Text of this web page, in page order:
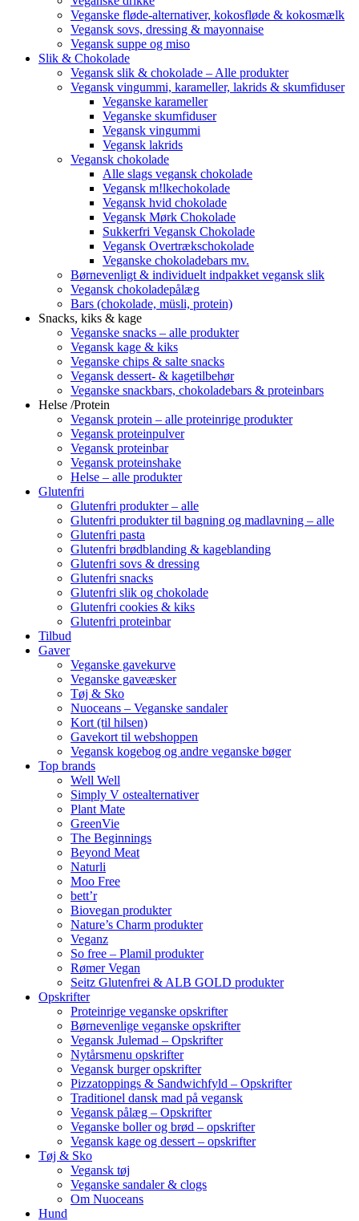
Veganske fløde-alternativer, kokosfløde & kokosmælk
Vegansk sovs, dressing & mayonnaise
Vegansk suppe og miso
Slik & Chokolade
Vegansk slik & chokolade – Alle produkter
Vegansk vingummi, karameller, lakrids & skumfiduser
Veganske karameller
Veganske skumfiduser
Vegansk vingummi
Vegansk lakrids
Vegansk chokolade
Alle slags vegansk chokolade
Vegansk m!lkechokolade
Vegansk hvid chokolade
Vegansk Mørk Chokolade
Sukkerfri Vegansk Chokolade
Vegansk Overtrækschokolade
Veganske chokoladebars mv.
Børnevenligt & individuelt indpakket vegansk slik
Vegansk chokoladepålæg
Bars (chokolade, müsli, protein)
Snacks, kiks & kage
Veganske snacks – alle produkter
Vegansk kage & kiks
Veganske chips & salte snacks
Vegansk dessert- & kagetilbehør
Veganske snackbars, chokoladebars & proteinbars
Helse /Protein
Vegansk protein – alle proteinrige produkter
Vegansk proteinpulver
Vegansk proteinbar
Vegansk proteinshake
Helse – alle produkter
Glutenfri
Glutenfri produkter – alle
Glutenfri produkter til bagning og madlavning – alle
Glutenfri pasta
Glutenfri brødblanding & kageblanding
Glutenfri sovs & dressing
Glutenfri snacks
Glutenfri slik og chokolade
Glutenfri cookies & kiks
Glutenfri proteinbar
Tilbud
Gaver
Veganske gavekurve
Veganske gaveæsker
Tøj & Sko
Nuoceans – Veganske sandaler
Kort (til hilsen)
Gavekort til webshoppen
Vegansk kogebog og andre veganske bøger
Top brands
Well Well
Simply V ostealternativer
Plant Mate
GreenVie
The Beginnings
Beyond Meat
Naturli
Moo Free
bett’r
Biovegan produkter
Nature’s Charm produkter
Veganz
So free – Plamil produkter
Rømer Vegan
Seitz Glutenfrei & ALB GOLD produkter
Opskrifter
Proteinrige veganske opskrifter
Børnevenlige veganske opskrifter
Vegansk Julemad – Opskrifter
Nytårsmenu opskrifter
Vegansk burger opskrifter
Pizzatoppings & Sandwichfyld – Opskrifter
Traditionel dansk mad på vegansk
Vegansk pålæg – Opskrifter
Veganske boller og brød – opskrifter
Vegansk kage og dessert – opskrifter
Tøj & Sko
Vegansk tøj
Veganske sandaler & clogs
Om Nuoceans
Hund